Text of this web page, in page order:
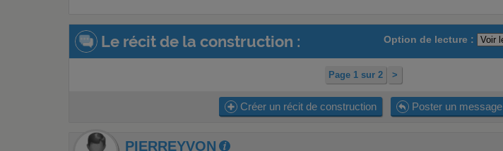
Option de lecture :
Le récit de la construction :
Page 1 sur 2 >
Créer un récit de construction Poster un message
PIERREYVON